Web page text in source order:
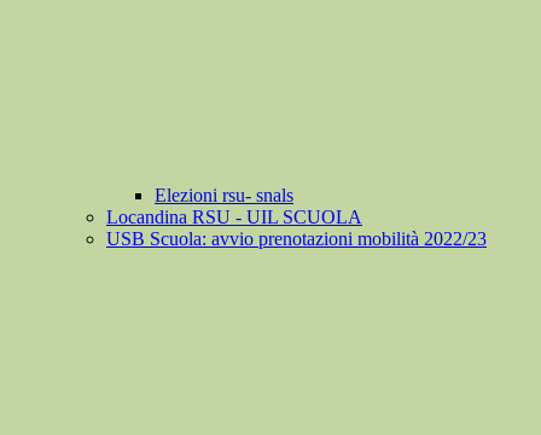
Elezioni rsu- snals
Locandina RSU - UIL SCUOLA
USB Scuola: avvio prenotazioni mobilità 2022/23